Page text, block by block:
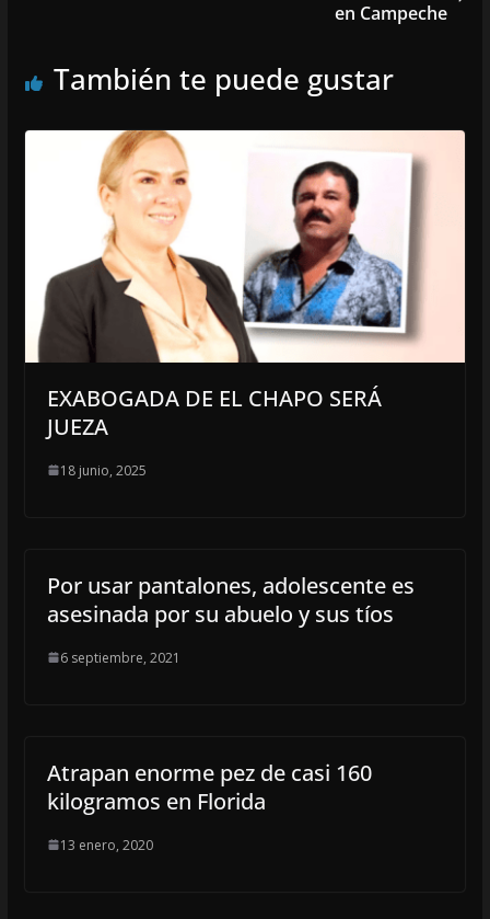
en Campeche
También te puede gustar
EXABOGADA DE EL CHAPO SERÁ
JUEZA
18 junio, 2025
Por usar pantalones, adolescente es
asesinada por su abuelo y sus tíos
6 septiembre, 2021
Atrapan enorme pez de casi 160
kilogramos en Florida
13 enero, 2020